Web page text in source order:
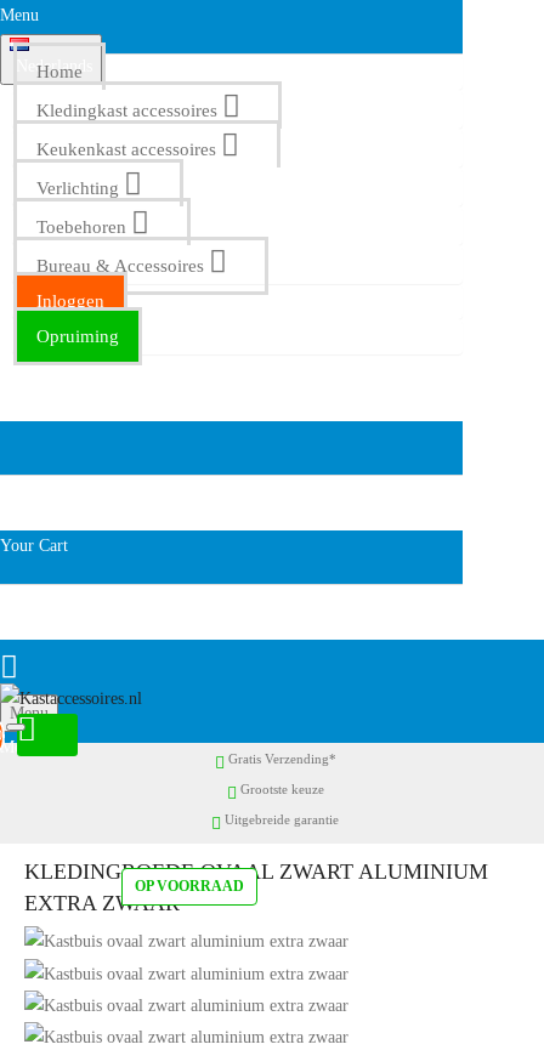
Menu
Nederlands
Home
Kledingkast accessoires
Keukenkast accessoires
Verlichting
Toebehoren
Bureau & Accessoires
Inloggen
Opruiming
Your Cart
Menu
Gratis Verzending*
Grootste keuze
Uitgebreide garantie
KLEDINGROEDE OVAAL ZWART ALUMINIUM
EXTRA ZWAAR
OP VOORRAAD